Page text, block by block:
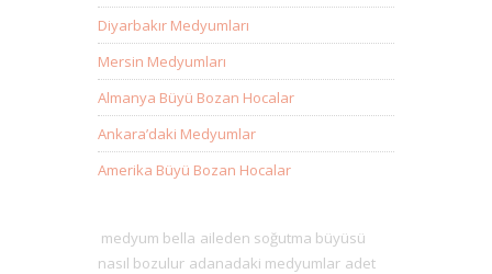
Diyarbakır Medyumları
Mersin Medyumları
Almanya Büyü Bozan Hocalar
Ankara’daki Medyumlar
Amerika Büyü Bozan Hocalar
medyum bella aileden soğutma büyüsü
nasıl bozulur adanadaki medyumlar adet